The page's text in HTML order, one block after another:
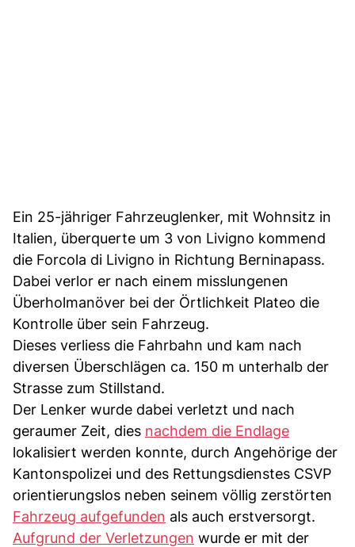
Ein 25-jähriger Fahrzeuglenker, mit Wohnsitz in
Italien, überquerte um 3 von Livigno kommend
die Forcola di Livigno in Richtung Berninapass.
Dabei verlor er nach einem misslungenen
Überholmanöver bei der Örtlichkeit Plateo die
Kontrolle über sein Fahrzeug.
Dieses verliess die Fahrbahn und kam nach
diversen Überschlägen ca. 150 m unterhalb der
Strasse zum Stillstand.
Der Lenker wurde dabei verletzt und nach
geraumer Zeit, dies nachdem die Endlage
lokalisiert werden konnte, durch Angehörige der
Kantonspolizei und des Rettungsdienstes CSVP
orientierungslos neben seinem völlig zerstörten
Fahrzeug aufgefunden als auch erstversorgt.
Aufgrund der Verletzungen wurde er mit der